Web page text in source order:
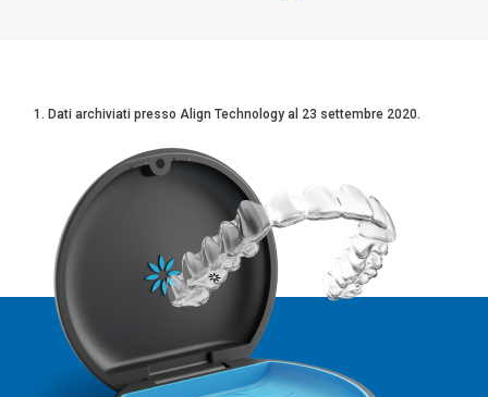
Dati archiviati presso Align Technology al 23 settembre 2020.